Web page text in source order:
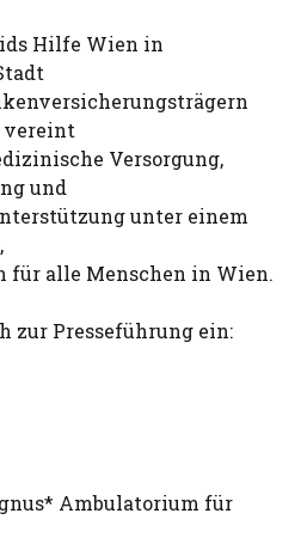
Hilfe Wien in
vereint
Versorgung,
und
unter einem
für alle Menschen in Wien.
zur Presseführung ein:
Ambulatorium für